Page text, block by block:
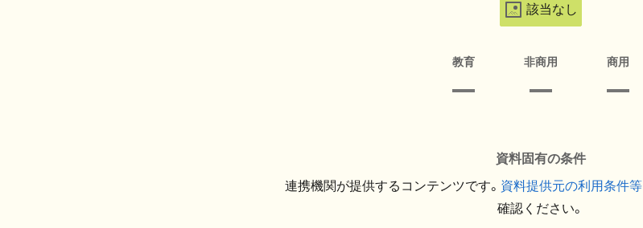
該当なし
教育 非商用 商用
資料固有の条件
連携機関が提供するコンテンツです。 資料提供元の利用条件等
確認ください。